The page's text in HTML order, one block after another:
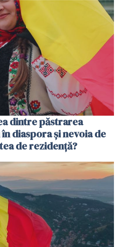
dintre păstrarea
diaspora și nevoia de
de rezidență?